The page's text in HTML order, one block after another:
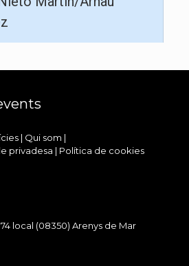
| Qui som |
privadesa | Política de cookies
local (08350) Arenys de Mar